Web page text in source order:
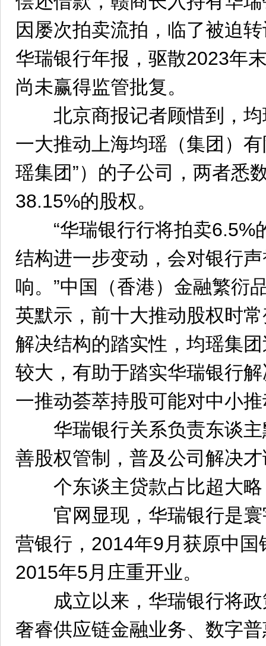
因屡次拍卖流拍，临了被迫
华瑞银行年报，驱散2023年
尚未赢得监管批复。
北京商报记者顾惜到，均
一大推动上海均瑶（集团）
瑶集团”）的子公司，两者悉
38.15%的股权。
“华瑞银行行将拍卖6.5%
结构进一步变动，会对银行
响。”中国（香港）金融繁衍
英默示，前十大推动股权时
解决结构的踏实性，均瑶集
较大，有助于踏实华瑞银行
一推动荟萃持股可能对中小
华瑞银行关系负责东谈主
善股权管制，普及公司解决
个东谈主贷款占比超大略
官网显现，华瑞银行是寰
营银行，2014年9月获原中
2015年5月庄重开业。
成立以来，华瑞银行将政
奢睿供应链金融业务、数字